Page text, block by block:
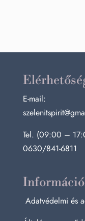
E-mail:
Tel. (09:00 –
0630/841-6811
Adatvédelmi és